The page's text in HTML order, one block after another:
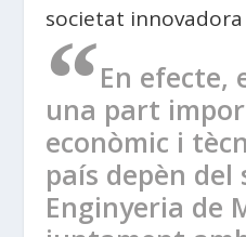
societat innovadora
“En efecte,
una part
econòmic i
país depèn del
Enginyeria de